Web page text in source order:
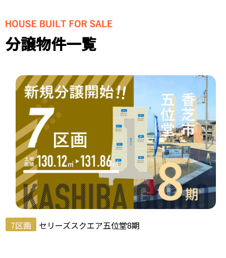
分譲物件一覧
7区画 セリーズスクエア五位堂8期